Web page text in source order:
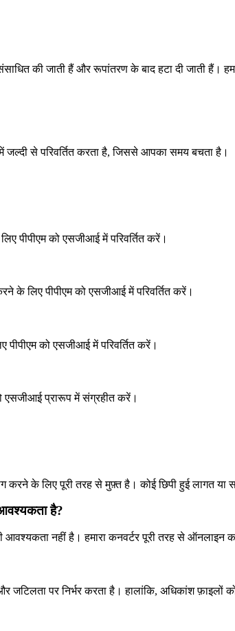
की जाती हैं और रूपांतरण के बाद हटा दी जाती हैं।
जल्दी से परिवर्तित करता है, जिससे आपका समय बचता है।
पीपीएम को एसजीआई में परिवर्तित करें।
के लिए पीपीएम को एसजीआई में परिवर्तित करें।
को एसजीआई में परिवर्तित करें।
एसजीआई प्रारूप में संग्रहीत करें।
करने के लिए पूरी तरह से मुफ़्त है। कोई छिपी हुई लागत या
है?
नहीं है। हमारा कनवर्टर पूरी तरह से ऑनलाइन
पर निर्भर करता है। हालांकि, अधिकांश फ़ाइलों